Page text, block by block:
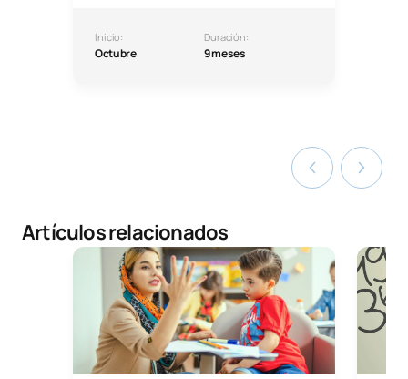
Inicio:
Octubre
Duración:
9 meses
Artículos relacionados